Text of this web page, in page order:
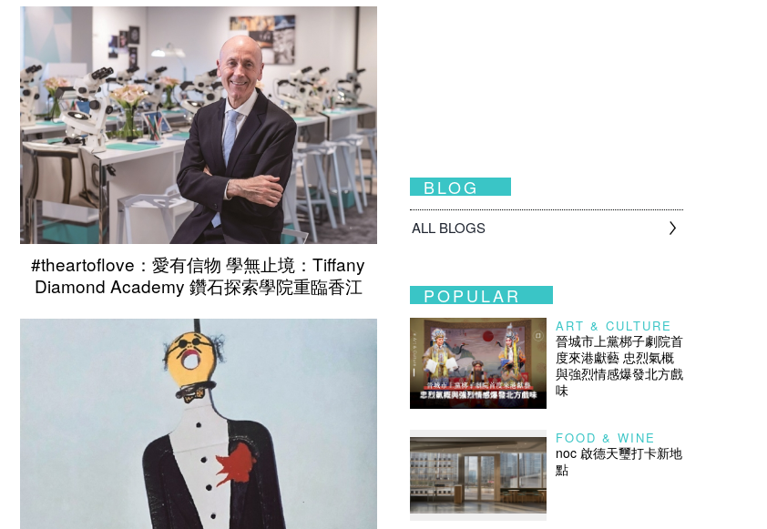
#theartoflove：愛有信物 學無止境：Tiffany
Diamond Academy 鑽石探索學院重臨香江
BLOG
ALL BLOGS
POPULAR
ART & CULTURE
晉城市上黨梆子劇院首
度來港獻藝 忠烈氣概
與強烈情感爆發北方戲
味
FOOD & WINE
noc 啟德天璽打卡新地
點